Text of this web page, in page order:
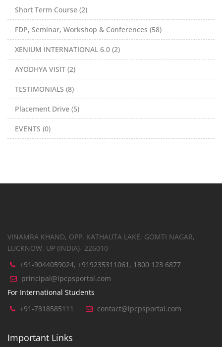
Short Term Course (2)
FDP, Seminar, Workshop & Conferences (58)
XENIUM INTERNATIONAL 6.0 (2)
AYODHYA VISIT (2)
TESTIMONIALS (8)
Placement Drive (5)
EVENTS (0)
VINAMRA KHAND, OPP. KATHAUTA LAKE, GOMTI NAGAR,
LUCKNOW. UP (INDIA)- 226010
+91-9044059024, +919235311061, 1800 123 6877
principal@lpcpsportal.com
For International Students
+91-7318585111
contact@lpcpsportal.com
Important Links